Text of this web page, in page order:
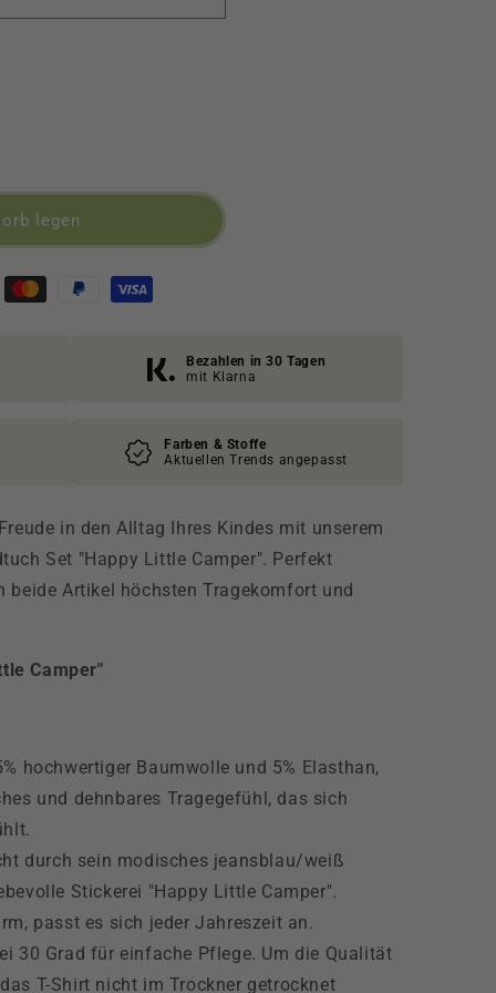
legen
Bezahlen in 30 Tagen
mit Klarna
Farben & Stoffe
Aktuellen Trends angepasst
in den Alltag Ihres Kindes mit unserem
Set "Happy Little Camper". Perfekt
beide Artikel höchsten Tragekomfort und
Camper"
hochwertiger Baumwolle und 5% Elasthan,
und dehnbares Tragegefühl, das sich
durch sein modisches jeansblau/weiß
Stickerei "Happy Little Camper".
passt es sich jeder Jahreszeit an.
30 Grad für einfache Pflege. Um die Qualität
T-Shirt nicht im Trockner getrocknet